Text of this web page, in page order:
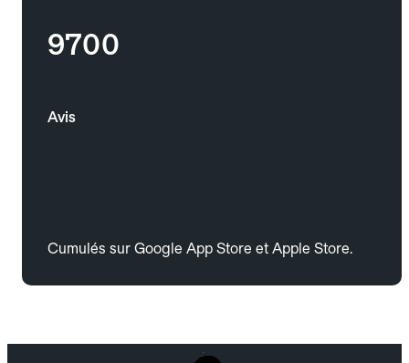
9700
Avis
Cumulés sur Google App Store et Apple Store.